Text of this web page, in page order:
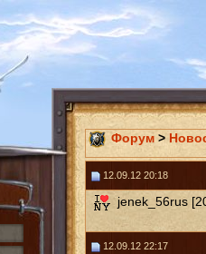
Форум >
12.09.12 20:18
jenek_56rus
12.09.12 22:17